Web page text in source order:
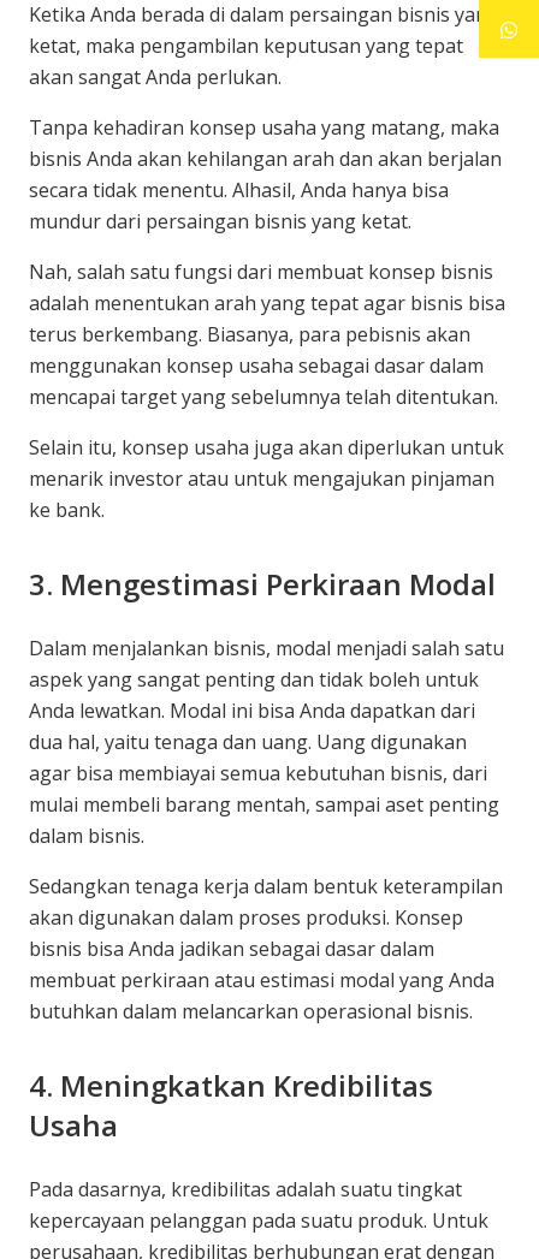
Ketika Anda berada di dalam persaingan bisnis yang
ketat, maka pengambilan keputusan yang tepat
akan sangat Anda perlukan.
Tanpa kehadiran konsep usaha yang matang, maka
bisnis Anda akan kehilangan arah dan akan berjalan
secara tidak menentu. Alhasil, Anda hanya bisa
mundur dari persaingan bisnis yang ketat.
Nah, salah satu fungsi dari membuat konsep bisnis
adalah menentukan arah yang tepat agar bisnis bisa
terus berkembang. Biasanya, para pebisnis akan
menggunakan konsep usaha sebagai dasar dalam
mencapai target yang sebelumnya telah ditentukan.
Selain itu, konsep usaha juga akan diperlukan untuk
menarik investor atau untuk mengajukan pinjaman
ke bank.
3. Mengestimasi Perkiraan Modal
Dalam menjalankan bisnis, modal menjadi salah satu
aspek yang sangat penting dan tidak boleh untuk
Anda lewatkan. Modal ini bisa Anda dapatkan dari
dua hal, yaitu tenaga dan uang. Uang digunakan
agar bisa membiayai semua kebutuhan bisnis, dari
mulai membeli barang mentah, sampai aset penting
dalam bisnis.
Sedangkan tenaga kerja dalam bentuk keterampilan
akan digunakan dalam proses produksi. Konsep
bisnis bisa Anda jadikan sebagai dasar dalam
membuat perkiraan atau estimasi modal yang Anda
butuhkan dalam melancarkan operasional bisnis.
4. Meningkatkan Kredibilitas
Usaha
Pada dasarnya, kredibilitas adalah suatu tingkat
kepercayaan pelanggan pada suatu produk. Untuk
perusahaan, kredibilitas berhubungan erat dengan